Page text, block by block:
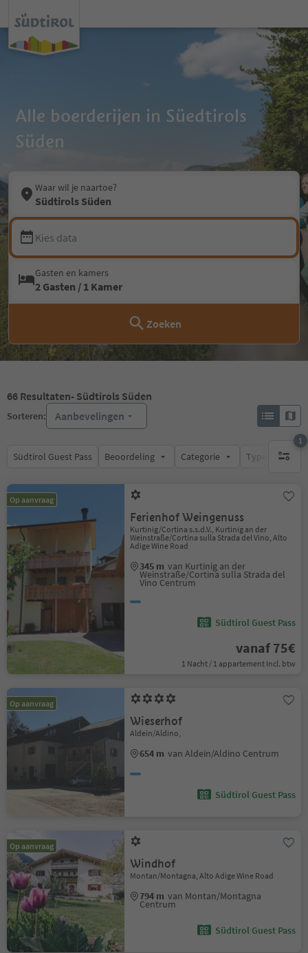
Alle boerderijen in Süedtirols
Süden
Waar wil je naartoe?
Südtirols Süden
Kies data
Gasten en kamers
2 Gasten / 1 Kamer
Zoeken
66 Resultaten- Südtirols Süden
Sorteren: Aanbevelingen
Südtirol Guest Pass Beoordeling Categorie Type catering
1
1
Op aanvraag
Ferienhof Weingenuss
Kurtinig/Cortina s.s.d.V., Kurtinig an der
Weinstraße/Cortina sulla Strada del Vino, Alto
Adige Wine Road
345 m van Kurtinig an der
Weinstraße/Cortina sulla Strada del
Vino Centrum
Südtirol Guest Pass
vanaf 75€
1 Nacht / 1 appartement Incl. btw
Op aanvraag
Wieserhof
Aldein/Aldino,
654 m van Aldein/Aldino Centrum
Südtirol Guest Pass
Op aanvraag
Windhof
Montan/Montagna, Alto Adige Wine Road
794 m van Montan/Montagna
Centrum
Südtirol Guest Pass